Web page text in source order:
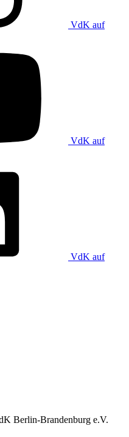
VdK auf
VdK auf
VdK auf
Berlin-Brandenburg e.V.